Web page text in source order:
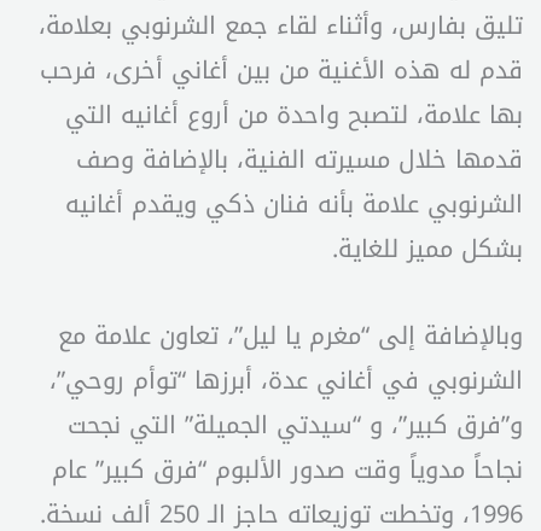
تليق بفارس، وأثناء لقاء جمع الشرنوبي بعلامة،
قدم له هذه الأغنية من بين أغاني أخرى، فرحب
بها علامة، لتصبح واحدة من أروع أغانيه التي
قدمها خلال مسيرته الفنية، بالإضافة وصف
الشرنوبي علامة بأنه فنان ذكي ويقدم أغانيه
بشكل مميز للغاية.
وبالإضافة إلى “مغرم يا ليل”، تعاون علامة مع
الشرنوبي في أغاني عدة، أبرزها “توأم روحي”،
و”فرق كبير”، و “سيدتي الجميلة” التي نجحت
نجاحاً مدوياً وقت صدور الألبوم “فرق كبير” عام
1996، وتخطت توزيعاته حاجز الـ 250 ألف نسخة.